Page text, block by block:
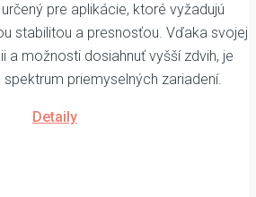
určený pre aplikácie, ktoré vyžadujú
stabilitou a presnosťou. Vďaka svojej
a možnosti dosiahnuť vyšší zdvih, je
priemyselných zariadení.
Detaily